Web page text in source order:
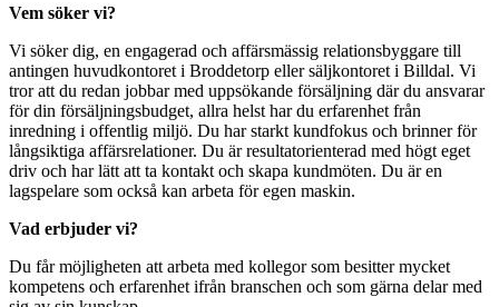
Vem söker vi?
Vi söker dig, en engagerad och affärsmässig relationsbyggare till
antingen huvudkontoret i Broddetorp eller säljkontoret i Billdal. Vi
tror att du redan jobbar med uppsökande försäljning där du ansvarar
för din försäljningsbudget, allra helst har du erfarenhet från
inredning i offentlig miljö. Du har starkt kundfokus och brinner för
långsiktiga affärsrelationer. Du är resultatorienterad med högt eget
driv och har lätt att ta kontakt och skapa kundmöten. Du är en
lagspelare som också kan arbeta för egen maskin.
Vad erbjuder vi?
Du får möjligheten att arbeta med kollegor som besitter mycket
kompetens och erfarenhet ifrån branschen och som gärna delar med